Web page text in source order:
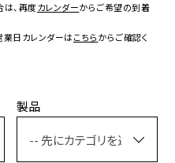
粋
、再度カレンダーからご希望の到着
日カレンダーはこちらからご確認く
製品